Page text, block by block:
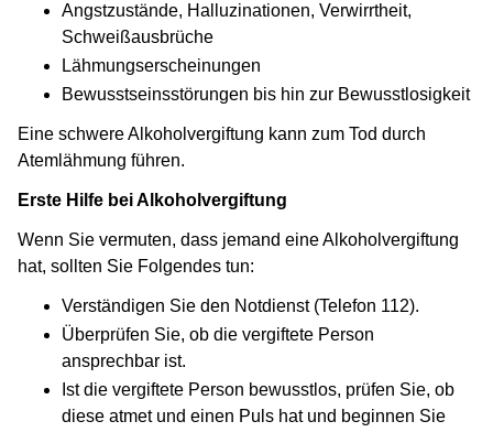
Angstzustände, Halluzinationen, Verwirrtheit,
Schweißausbrüche
Lähmungserscheinungen
Bewusstseinsstörungen bis hin zur Bewusstlosigkeit
Eine schwere Alkoholvergiftung kann zum Tod durch
Atemlähmung führen.
Erste Hilfe bei Alkoholvergiftung
Wenn Sie vermuten, dass jemand eine Alkoholvergiftung
hat, sollten Sie Folgendes tun:
Verständigen Sie den Notdienst (Telefon 112).
Überprüfen Sie, ob die vergiftete Person
ansprechbar ist.
Ist die vergiftete Person bewusstlos, prüfen Sie, ob
diese atmet und einen Puls hat und beginnen Sie